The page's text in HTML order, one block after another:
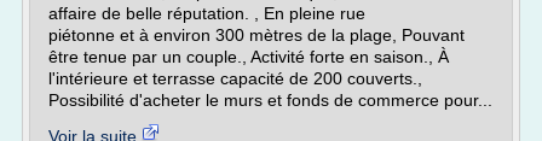
affaire de belle réputation. , En pleine rue
piétonne et à environ 300 mètres de la plage, Pouvant
être tenue par un couple., Activité forte en saison., À
l'intérieure et terrasse capacité de 200 couverts.,
Possibilité d'acheter le murs et fonds de commerce pour...
Voir la suite